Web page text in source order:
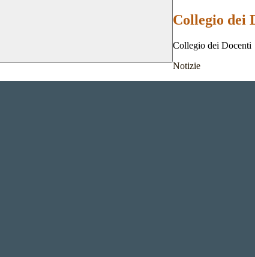
Collegio dei
Collegio dei Docenti
Notizie